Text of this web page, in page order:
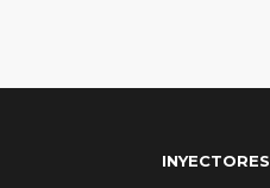
INYECTORES